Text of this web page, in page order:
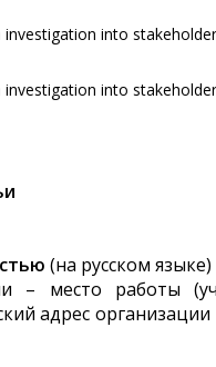
investigation into
into
(на русском языке)
– место работы
адрес